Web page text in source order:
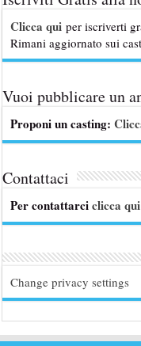
Clicca qui per iscriverti
Rimani aggiornato sui
Vuoi pubblicare un
Proponi un casting:
Contattaci
Per contattarciclicca qui
Change privacy settings